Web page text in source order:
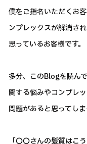
僕をご指名いただくお
ンプレックスが解消さ
思っているお客様です。
多分、このBlogを読ん
関する悩みやコンプレ
問題があると思ってし
「〇〇さんの髪質はこ